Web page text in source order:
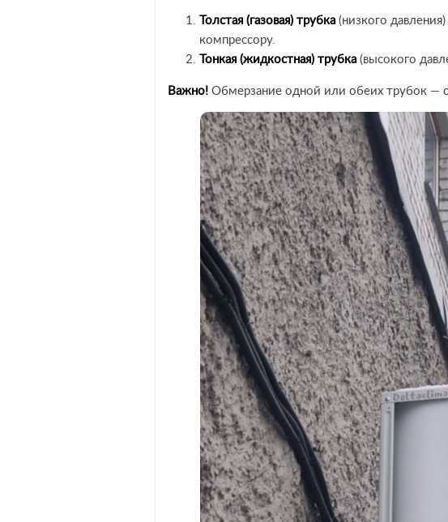
Толстая (газовая) трубка(низкого
компрессору.
Тонкая (жидкостная) трубка(высокого
Важно! Обмерзание одной или обеих трубок —